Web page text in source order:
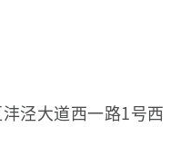
泾大道西一路1号西